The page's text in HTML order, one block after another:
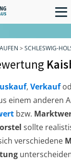
> SCHLESWIG-
, Verkauf
einem anderen
bzw.
sollte
verschiedene